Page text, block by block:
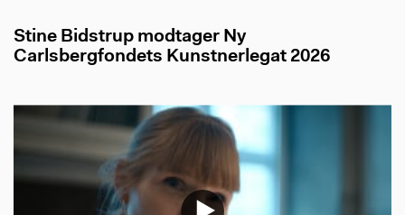
Stine Bidstrup modtager Ny
Carlsbergfondets Kunstnerlegat 2026